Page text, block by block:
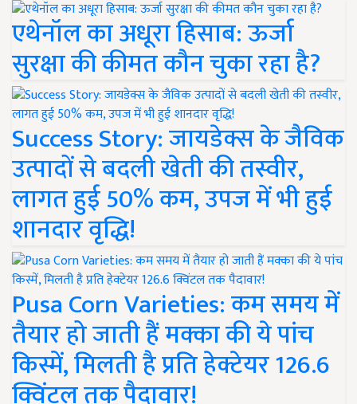
एथेनॉल का अधूरा हिसाब: ऊर्जा
सुरक्षा की कीमत कौन चुका रहा है?
Success Story: जायडेक्स के जैविक
उत्पादों से बदली खेती की तस्वीर,
लागत हुई 50% कम, उपज में भी हुई
शानदार वृद्धि!
Pusa Corn Varieties: कम समय में
तैयार हो जाती हैं मक्का की ये पांच
किस्में, मिलती है प्रति हेक्टेयर 126.6
क्विंटल तक पैदावार!